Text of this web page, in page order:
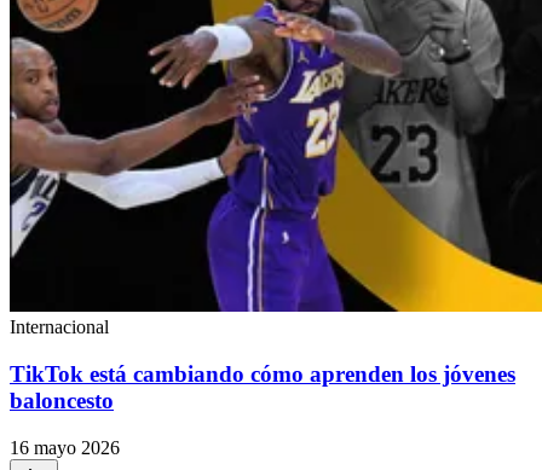
Internacional
TikTok está cambiando cómo aprenden los jóvenes
baloncesto
16 mayo 2026